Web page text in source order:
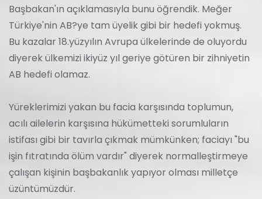
Başbakan'ın açıklamasıyla bunu öğrendik. Meğer
Türkiye'nin AB?ye tam üyelik gibi bir hedefi yokmuş.
Bu kazalar 18.yüzyılın Avrupa ülkelerinde de oluyordu
diyerek ülkemizi ikiyüz yıl geriye götüren bir zihniyetin
AB hedefi olamaz.
Yüreklerimizi yakan bu facia karşısında toplumun,
acılı ailelerin karşısına hükümetteki sorumluların
istifası gibi bir tavırla çıkmak mümkünken; faciayı "bu
işin fıtratında ölüm vardır" diyerek normalleştirmeye
çalışan kişinin başbakanlık yapıyor olması milletçe
üzüntümüzdür.